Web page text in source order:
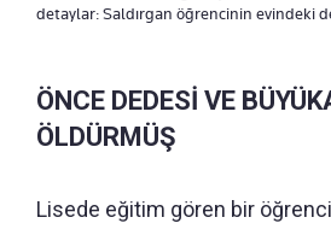
detaylar: Saldırgan öğrencinin evindeki
ÖNCE DEDESİ VE
ÖLDÜRMÜŞ
Lisede eğitim gören bir